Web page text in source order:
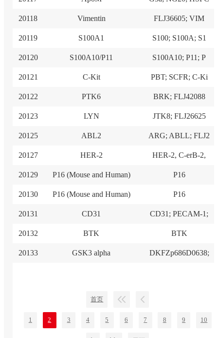
20118 Vimentin FLJ36605; VIM
20119 S100A1 S100; S100A; S1
20120 S100A10/P11 S100A10; P11; P
20121 C-Kit PBT; SCFR; C-Ki
20122 PTK6 BRK; FLJ42088
20123 LYN JTK8; FLJ26625
20125 ABL2 ARG; ABLL; FLJ2
20127 HER-2 HER-2, C-erB-2,
20129 P16 (Mouse and Human) P16
20130 P16 (Mouse and Human) P16
20131 CD31 CD31; PECAM-1;
20132 BTK BTK
20133 GSK3 alpha DKFZp686D0638;
首页
1 2 3 4 5 6 7 8 9 10